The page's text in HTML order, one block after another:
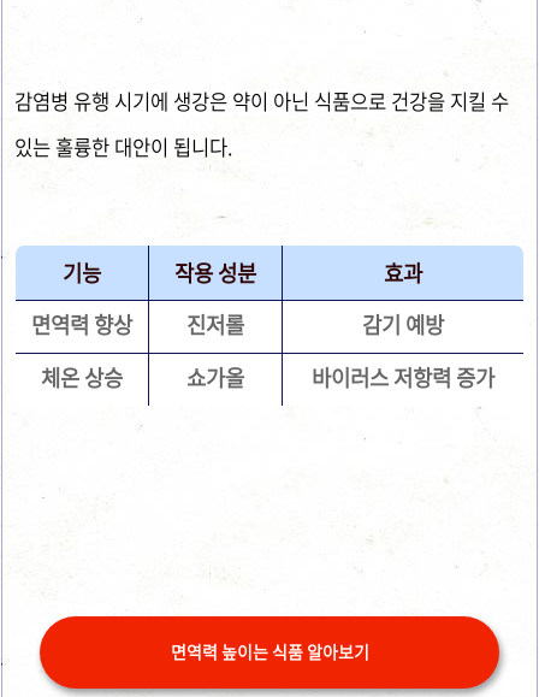
감염병 유행 시기에 생강은 약이 아닌 식품으로 건강을 지킬 수
있는 훌륭한 대안이 됩니다.
기능 작용 성분
효과
면역력 향상
진저롤
감기 예방
체온 상승
쇼가올 바이러스 저항력 증가
면역력 높이는 식품 알아보기